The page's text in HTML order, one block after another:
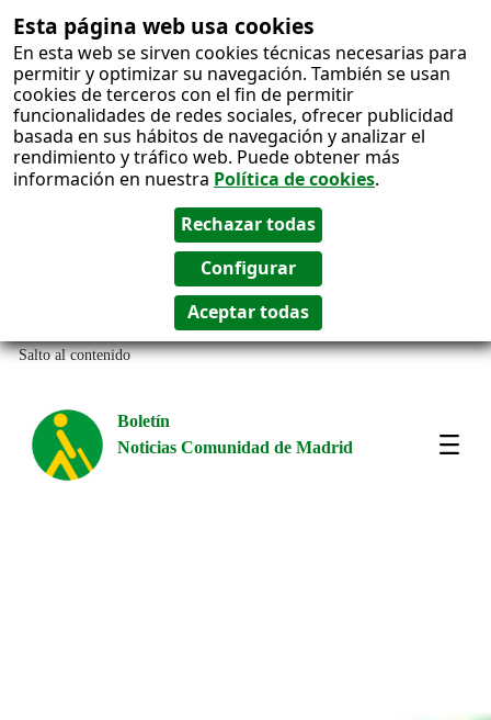
Esta página web usa cookies
En esta web se sirven cookies técnicas necesarias para
permitir y optimizar su navegación. También se usan
cookies de terceros con el fin de permitir
funcionalidades de redes sociales, ofrecer publicidad
basada en sus hábitos de navegación y analizar el
rendimiento y tráfico web. Puede obtener más
información en nuestra Política de cookies.
Salto al contenido
Boletín
Noticias Comunidad de Madrid